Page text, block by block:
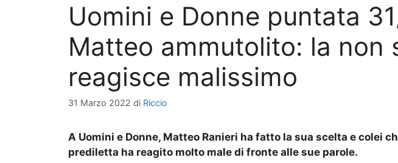
Uomini e Donne puntata
Matteo ammutolito: la non
reagisce malissimo
31 Marzo 2022 di Riccio
A Uomini e Donne, Matteo Ranieri ha fatto la sua scelta e colei
prediletta ha reagito molto male di fronte alle sue parole.